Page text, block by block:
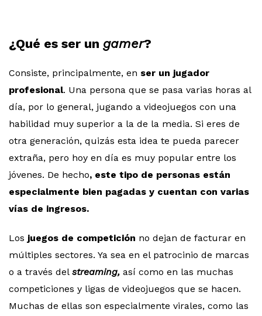
¿Qué es ser un gamer?
Consiste, principalmente, en ser un jugador
profesional. Una persona que se pasa varias horas al
día, por lo general, jugando a videojuegos con una
habilidad muy superior a la de la media. Si eres de
otra generación, quizás esta idea te pueda parecer
extraña, pero hoy en día es muy popular entre los
jóvenes. De hecho, este tipo de personas están
especialmente bien pagadas y cuentan con varias
vías de ingresos.
Los juegos de competición no dejan de facturar en
múltiples sectores. Ya sea en el patrocinio de marcas
o a través del streaming, así como en las muchas
competiciones y ligas de videojuegos que se hacen.
Muchas de ellas son especialmente virales, como las